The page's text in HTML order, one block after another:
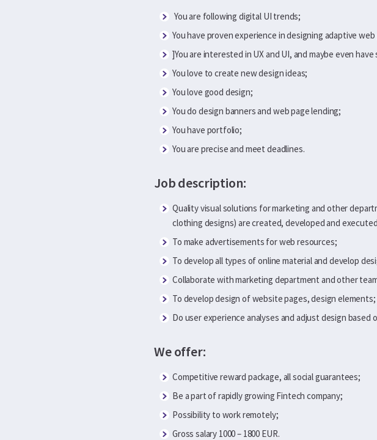
You are following digital UI trends;
You have proven experience in designing adaptive
]You are interested in UX and UI, and maybe even
You love to create new design ideas;
You love good design;
You do design banners and web page lending;
You have portfolio;
You are precise and meet deadlines.
Job description:
Quality visual solutions for marketing and other
clothing designs) are created, developed and
To make advertisements for web resources;
To develop all types of online material and develop
Collaborate with marketing department and other
To develop design of website pages, design elements;
Do user experience analyses and adjust design based
We offer:
Competitive reward package, all social guarantees;
Be a part of rapidly growing Fintech company;
Possibility to work remotely;
Gross salary 1000 – 1800 EUR.